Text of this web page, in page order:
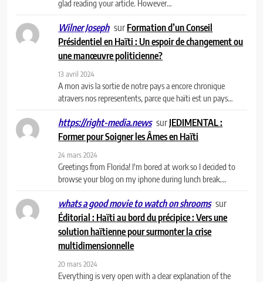
glad reading your article. However…
Wilner Joseph surFormation d’un Conseil
Présidentiel en Haïti : Un espoir de changement ou
une manœuvre politicienne?
13 avril 2024
A mon avis la sortie de notre pays a encore chronique
atravers nos representents, parce que haïti est un pays…
https://right-media.news surJEDIMENTAL :
Former pour Soigner les Âmes en Haïti
24 mars 2024
Greetings from Florida! I'm bored at work so I decided to
browse your blog on my iphone during lunch break.…
whats a good movie to watch on shrooms sur
Éditorial : Haïti au bord du précipice : Vers une
solution haïtienne pour surmonter la crise
multidimensionnelle
20 mars 2024
Everything is very open with a clear explanation of the